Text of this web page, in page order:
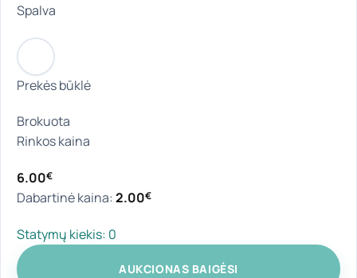
Spalva
Prekės būklė
Brokuota
Rinkos kaina
6.00€
Dabartinė kaina: 2.00€
Statymų kiekis: 0
AUKCIONAS BAIGĖSI